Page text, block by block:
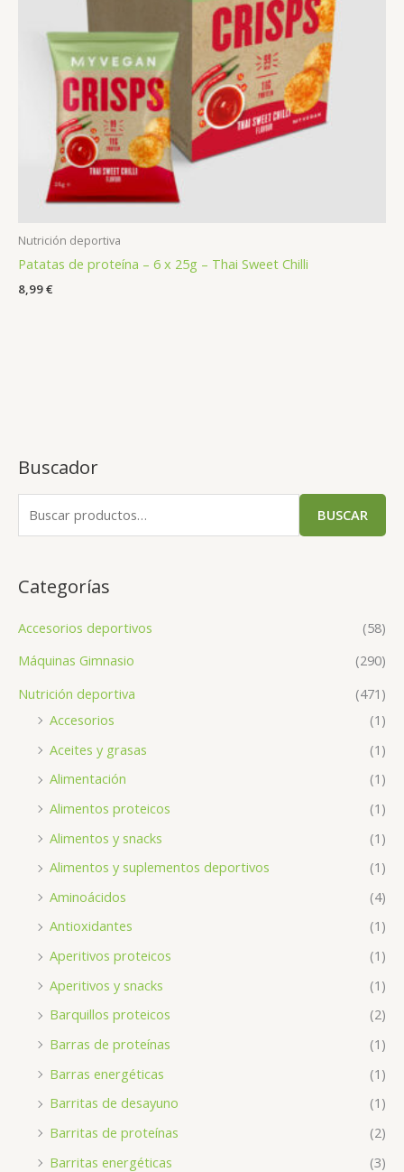
Buscador
BUSCAR
Categorías
Accesorios deportivos
(58)
Máquinas Gimnasio
(290)
Nutrición deportiva
(471)
Accesorios
(1)
Aceites y grasas
(1)
Alimentación
(1)
Alimentos proteicos
(1)
Alimentos y snacks
(1)
Alimentos y suplementos deportivos
(1)
Aminoácidos
(4)
Antioxidantes
(1)
Aperitivos proteicos
(1)
Aperitivos y snacks
(1)
Barquillos proteicos
(2)
Barras de proteínas
(1)
Barras energéticas
(1)
Barritas de desayuno
(1)
Barritas de proteínas
(2)
Barritas energéticas
(3)
Nutrición deportiva
Patatas de proteína – 6 x 25g – Thai Sweet Chilli
8,99€